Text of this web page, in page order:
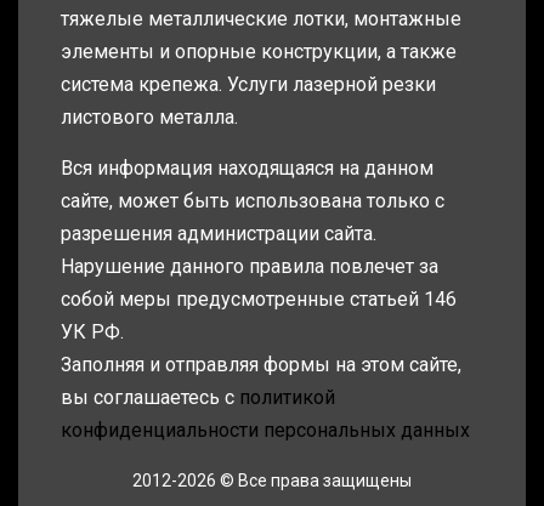
тяжелые металлические лотки, монтажные
элементы и опорные конструкции, а также
система крепежа. Услуги лазерной резки
листового металла.
Вся информация находящаяся на данном
сайте, может быть использована только с
разрешения администрации сайта.
Нарушение данного правила повлечет за
собой меры предусмотренные статьей 146
УК РФ.
Заполняя и отправляя формы на этом сайте,
вы соглашаетесь с политикой
конфиденциальности персональных данных
2012-2026 © Все права защищены